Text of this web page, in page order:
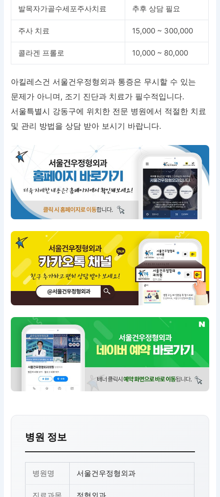
발목자가골수세포주사치료 추후 상담 필요
주사 치료 15,000 ~ 300,000
콜라겐 프롤로 10,000 ~ 80,000
아킬레스건 서울건우정형외과 통증은 무시할 수 있는
문제가 아니며, 조기 진단과 치료가 필수적입니다.
서울특별시 강동구에 위치한 전문 병원에서 적절한 치료
및 관리 방법을 상담 받아 보시기 바랍니다.
병원 정보
병원명 서울건우정형외과